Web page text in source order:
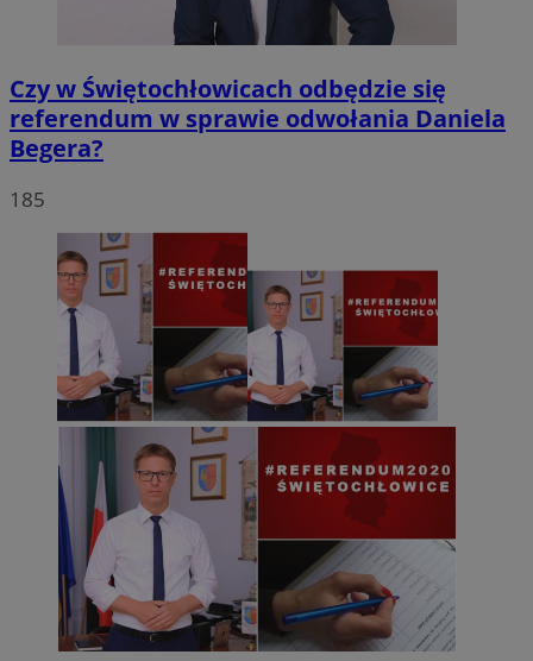
Czy w Świętochłowicach odbędzie się
referendum w sprawie odwołania Daniela
Begera?
185